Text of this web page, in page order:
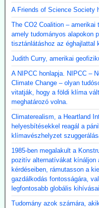
A Friends of Science Society
The CO2 Coalition – amerikai
amely tudományos alapokon
tisztánlátáshoz az éghajlattal
Judith Curry, amerikai
A NIPCC honlapja. NIPCC –
Climate Change – olyan
vitatják, hogy a földi klíma
meghatározó volna.
Climaterealism, a Heartland
helyesbítésekkel reagál a
klímavészhelyzet
1985-ben megalakult a
pozitív alternatívákat kínáljon
kérdéseiben, rámutasson a
gazdálkodás fontosságára,
legfontosabb globális
Tudomány azok számára,